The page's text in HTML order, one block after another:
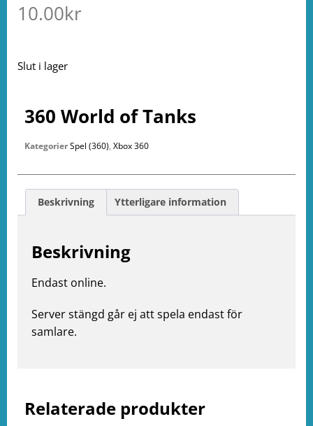
10.00kr
Slut i lager
Relaterade produkter
360 World of Tanks
KategorierSpel (360), Xbox 360
Beskrivning Ytterligare information
Beskrivning
Endast online.
Server stängd går ej att spela endast för
samlare.